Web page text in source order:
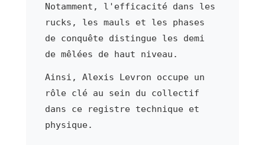
Notamment, l'efficacité dans les
rucks, les mauls et les phases
de conquête distingue les demi
de mêlées de haut niveau.
Ainsi, Alexis Levron occupe un
rôle clé au sein du collectif
dans ce registre technique et
physique.